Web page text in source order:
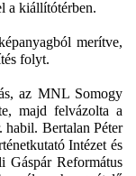
a kiállítótérben.
merítve,
folyt.
az MNL Somogy
majd felvázolta a
habil. Bertalan Péter
Intézet és
Gáspár Református